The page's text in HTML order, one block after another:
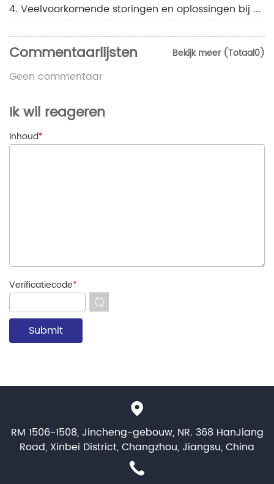
4. Veelvoorkomende storingen en oplossingen bij commerciële drukmeters
Bekijk meer (Totaal0)
Commentaarlijsten
Geen commentaar
Ik wil reageren
Inhoud*
Verificatiecode*
RM 1506-1508, Jincheng-gebouw, NR. 368 HanJiang
Road, Xinbei District, Changzhou, Jiangsu, China